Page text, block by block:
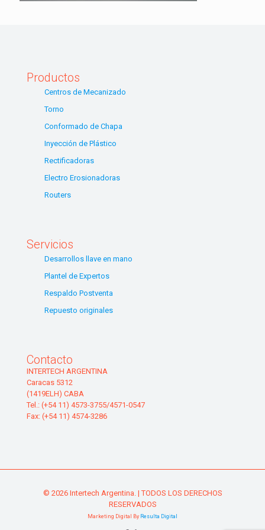
Productos
Centros de Mecanizado
Torno
Conformado de Chapa
Inyección de Plástico
Rectificadoras
Electro Erosionadoras
Routers
Servicios
Desarrollos llave en mano
Plantel de Expertos
Respaldo Postventa
Repuesto originales
Contacto
INTERTECH ARGENTINA
Caracas 5312
(1419ELH) CABA
Tel.: (+54 11) 4573-3755/4571-0547
Fax: (+54 11) 4574-3286
© 2026 Intertech Argentina. | TODOS LOS DERECHOS
RESERVADOS
Marketing Digital By Resulta Digital